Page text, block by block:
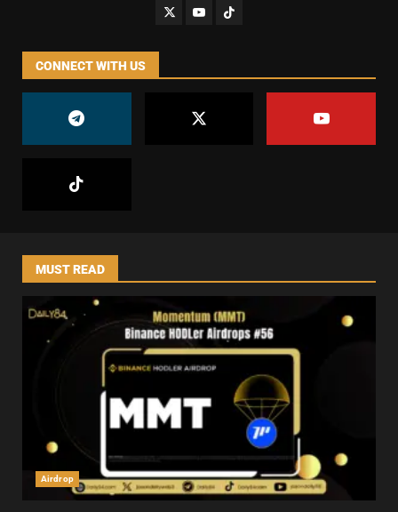
CONNECT WITH US
MUST READ
Airdrop